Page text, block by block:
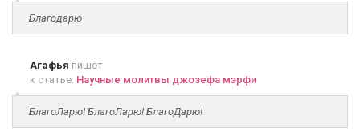
Благодарю
Агафья пишет
к статье: Научные молитвы джозефа мэрфи
БлагоЛарю! БлагоЛарю! БлагоДарю!